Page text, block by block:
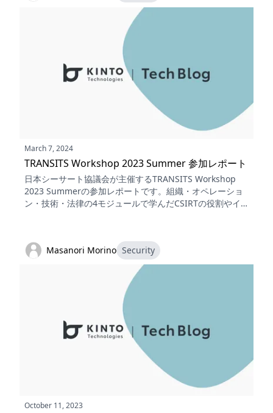
March 7, 2024
TRANSITS Workshop 2023 Summer 参加レポート
日本シーサート協議会が主催するTRANSITS Workshop
2023 Summerの参加レポートです。組織・オペレーショ
ン・技術・法律の4モジュールで学んだCSIRTの役割やイ
の言葉も紹介します。
Masanori Morino Security
October 11, 2023